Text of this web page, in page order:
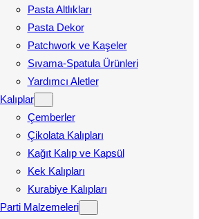
Pasta Altlıkları
Pasta Dekor
Patchwork ve Kaşeler
Sıvama-Spatula Ürünleri
Yardımcı Aletler
Kalıplar
Çemberler
Çikolata Kalıpları
Kağıt Kalıp ve Kapsül
Kek Kalıpları
Kurabiye Kalıpları
Parti Malzemeleri